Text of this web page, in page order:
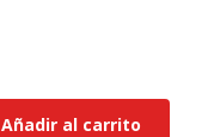
Añadir al carrito